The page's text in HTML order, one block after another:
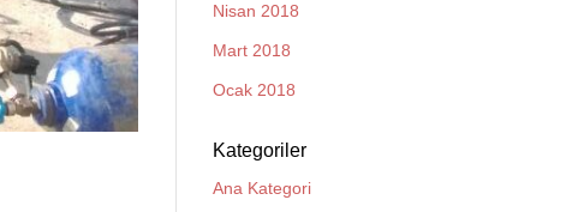
Nisan 2018
Mart 2018
Ocak 2018
Kategoriler
Ana Kategori